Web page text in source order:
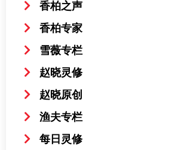
香柏之声
香柏专家
雪薇专栏
赵晓灵修
赵晓原创
渔夫专栏
每日灵修